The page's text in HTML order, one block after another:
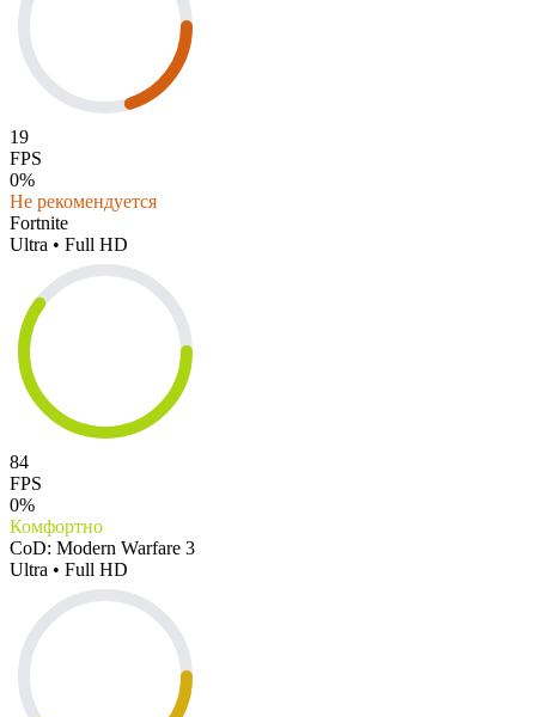
19
FPS
0%
Не рекомендуется
Fortnite
Ultra • Full HD
84
FPS
0%
Комфортно
CoD: Modern Warfare 3
Ultra • Full HD